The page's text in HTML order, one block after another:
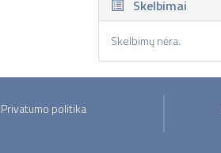
Skelbimai
Skelbimų nėra.
Privatumo politika